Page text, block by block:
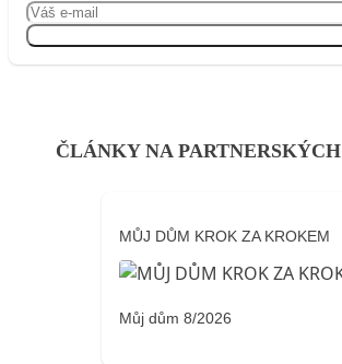
ČLÁNKY NA
MŮJ DŮM KROK ZA KROKEM
Můj dům 8/2026